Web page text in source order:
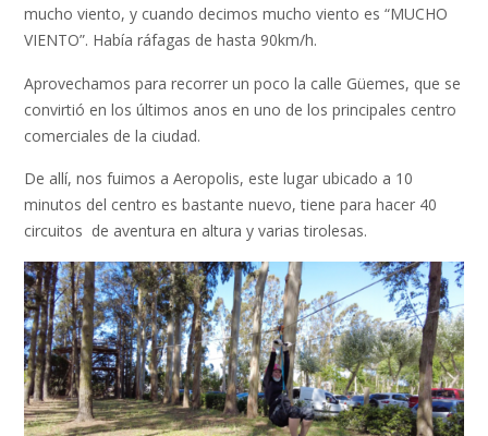
mucho viento, y cuando decimos mucho viento es “MUCHO
VIENTO”. Había ráfagas de hasta 90km/h.
Aprovechamos para recorrer un poco la calle Güemes, que se
convirtió en los últimos anos en uno de los principales centro
comerciales de la ciudad.
De allí, nos fuimos a Aeropolis, este lugar ubicado a 10
minutos del centro es bastante nuevo, tiene para hacer 40
circuitos de aventura en altura y varias tirolesas.